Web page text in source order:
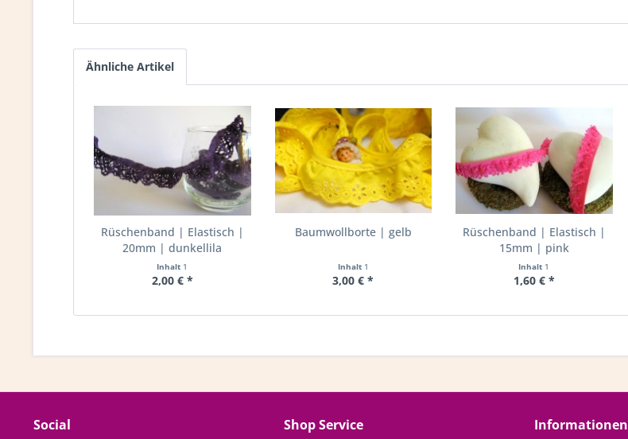
Ähnliche Artikel
Rüschenband | Elastisch |
20mm | dunkellila
Inhalt 1
2,00 € *
Baumwollborte | gelb
Inhalt 1
3,00 € *
Rüschenband | Elastisch |
15mm | pink
Inhalt 1
1,60 € *
Social Shop Service Informationen